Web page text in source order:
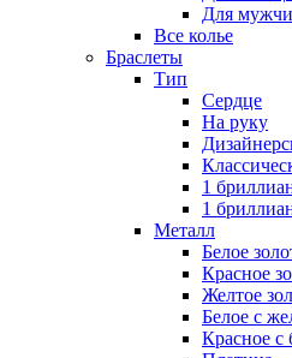
Для
Все колье
Браслеты
Тип
Сердце
На руку
1
1
Металл
Белое
Красное
Желтое
Белое с
Красное с